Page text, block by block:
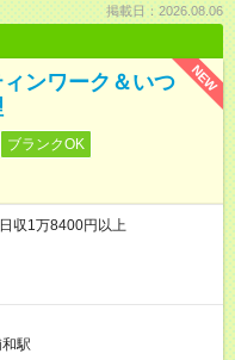
掲載日：2026.08.06
NEW
ンワーク＆いつ
ブランクOK
収1万8400円以上
駅